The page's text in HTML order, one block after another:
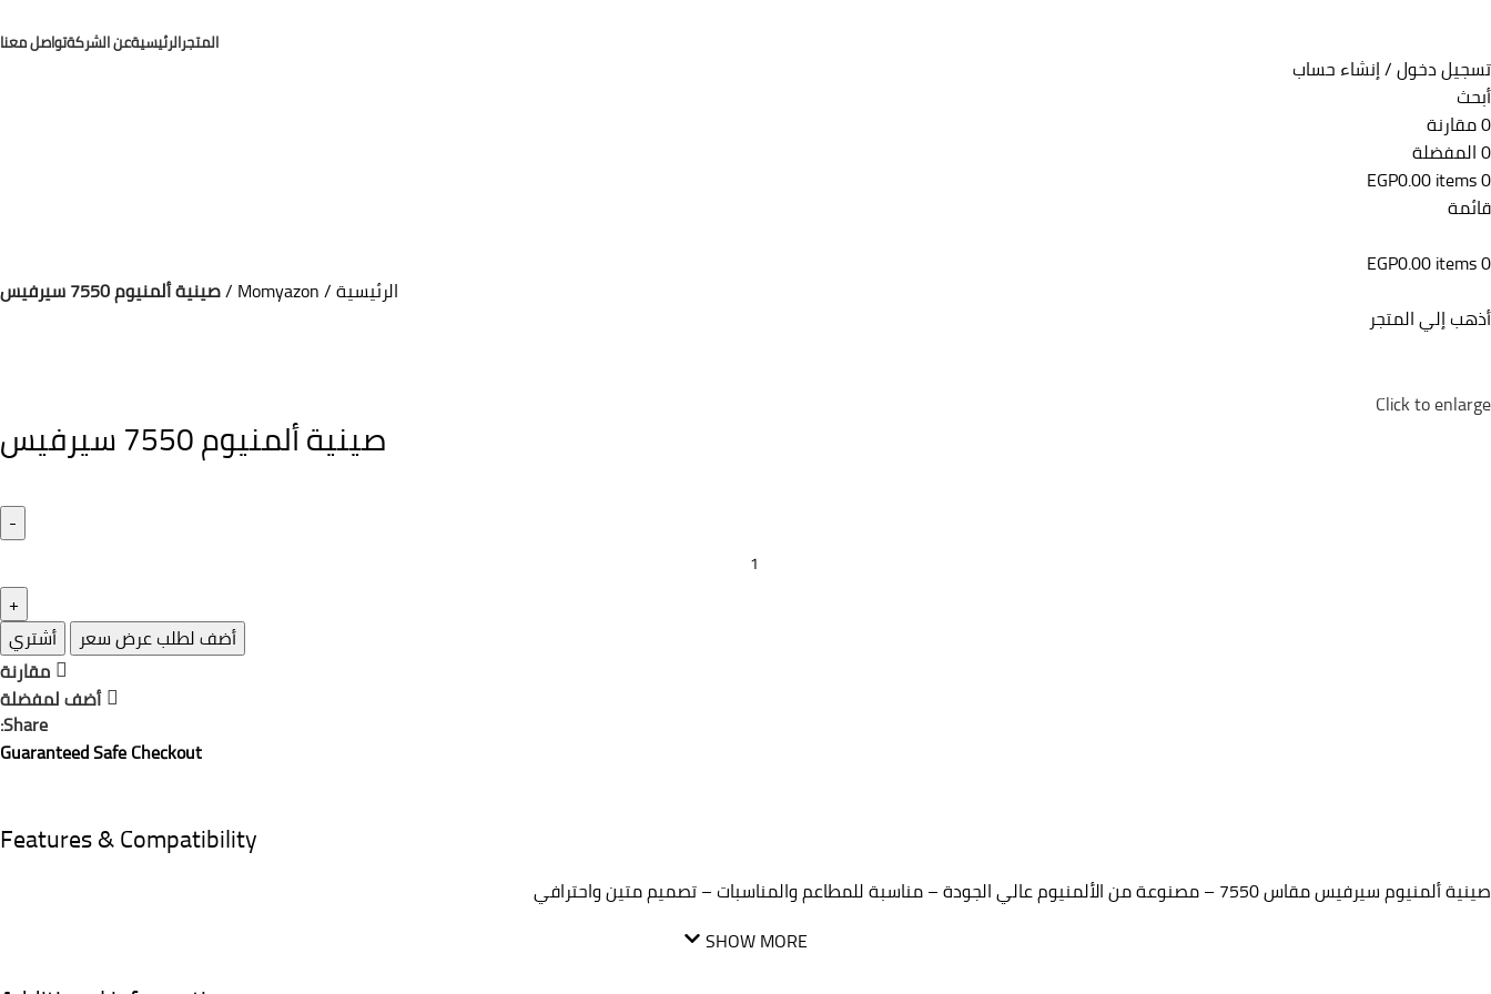
المتجرالرئيسيةعن الشركةتواصل معنا
تسجيل دخول / إنشاء حساب
أبحث
0مقارنة
0المفضلة
0
items
EGP0.00
قائمة
0
items
EGP0.00
الرئيسية Momyazon صينية ألمنيوم 7550 سيرفيس
أذهب إلي المتجر
Click to enlarge
صينية ألمنيوم 7550 سيرفيس
أضف لطلب عرض سعر
أشتري
مقارنة
أضف لمفضلة
Share:
Guaranteed Safe Checkout
Features & Compatibility
صينية ألمنيوم سيرفيس مقاس 7550 – مصنوعة من الألمنيوم عالي الجودة – مناسبة للمطاعم والمناسبات – تصميم متين واحترافي
SHOW MORE